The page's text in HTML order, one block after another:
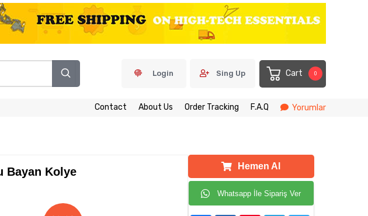
Login Sing Up Cart 0
Contact About Us Order Tracking F.A.Q Yorumlar
Bayan Kolye Hemen Al
Whatsapp İle Sipariş Ver